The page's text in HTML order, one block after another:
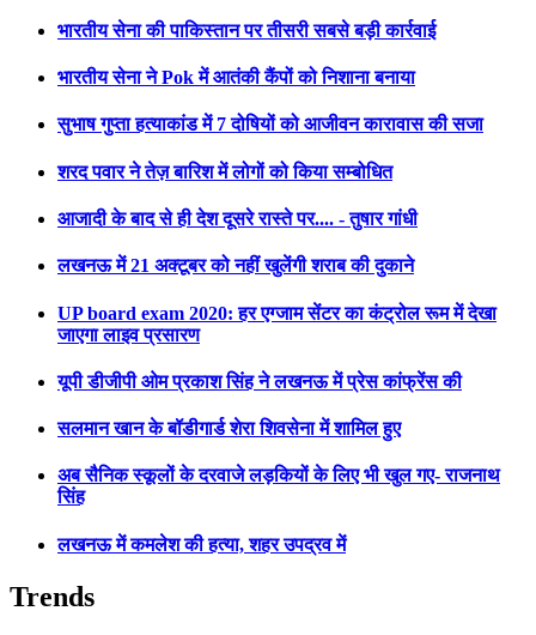
भारतीय सेना की पाकिस्तान पर तीसरी सबसे बड़ी कार्रवाई
भारतीय सेना ने Pok में आतंकी कैंपों को निशाना बनाया
सुभाष गुप्ता हत्याकांड में 7 दोषियों को आजीवन कारावास की सजा
शरद पवार ने तेज़ बारिश में लोगों को किया सम्बोधित
आजादी के बाद से ही देश दूसरे रास्ते पर.... - तुषार गांधी
लखनऊ में 21 अक्टूबर को नहीं खुलेंगी शराब की दुकाने
UP board exam 2020: हर एग्जाम सेंटर का कंट्रोल रूम में देखा
जाएगा लाइव प्रसारण
यूपी डीजीपी ओम प्रकाश सिंह ने लखनऊ में प्रेस कांफ्रेंस की
सलमान खान के बॉडीगार्ड शेरा शिवसेना में शामिल हुए
अब सैनिक स्कूलों के दरवाजे लड़कियों के लिए भी खुल गए- राजनाथ
सिंह
लखनऊ में कमलेश की हत्या, शहर उपद्रव में
Trends